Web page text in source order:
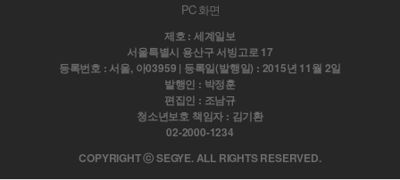
PC 화면
제호 : 세계일보
서울특별시 용산구 서빙고로 17
등록번호 : 서울, 아03959 | 등록일(발행일) : 2015년 11월 2일
발행인 : 박정훈
편집인 : 조남규
청소년보호 책임자 : 김기환
02-2000-1234
COPYRIGHT ⓒ SEGYE. ALL RIGHTS RESERVED.